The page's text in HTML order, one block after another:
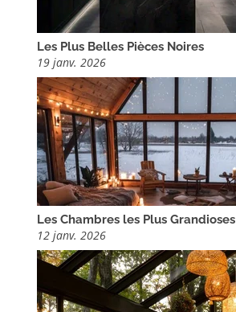
Les Plus Belles Pièces Noires
19 janv. 2026
Les Chambres les Plus Grandioses
12 janv. 2026